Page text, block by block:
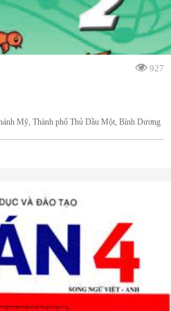
927
Mỹ, Thành phố Thủ Dầu Một, Bình Dương